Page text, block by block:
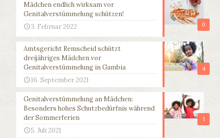
0
Mädchen endlich wirksam vor
Genitalverstümmelung schützen!
3. Februar 2022
4
Amtsgericht Remscheid schützt
dreijähriges Mädchen vor
Genitalverstümmelung in Gambia
16. September 2021
1
Genitalverstümmelung an Mädchen:
Besonders hohes Schutzbedürfnis während
der Sommerferien
5. Juli 2021